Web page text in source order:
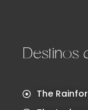
Destinos
The